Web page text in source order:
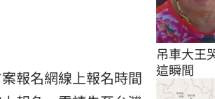
報名網線上報名時間
吊車大王
這瞬間